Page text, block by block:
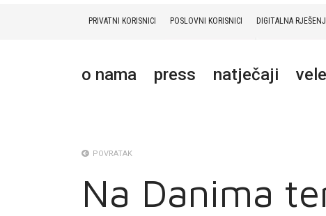
PRIVATNI KORISNICI POSLOVNI KORISNICI DIGITALNA
o nama press natječaji
POVRATAK
Na Danima